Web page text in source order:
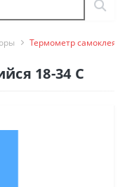
Термометр
18-34 С